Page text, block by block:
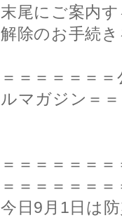
末尾にご案内
解除のお手続
＝＝＝＝＝＝
ルマガジン＝
＝＝＝＝＝＝
＝＝＝＝＝＝＝
今日9月1日は